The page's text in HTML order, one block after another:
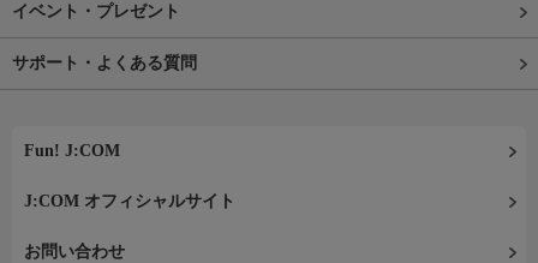
イベント・プレゼント
サポート・よくある質問
Fun! J:COM
J:COM オフィシャルサイト
お問い合わせ